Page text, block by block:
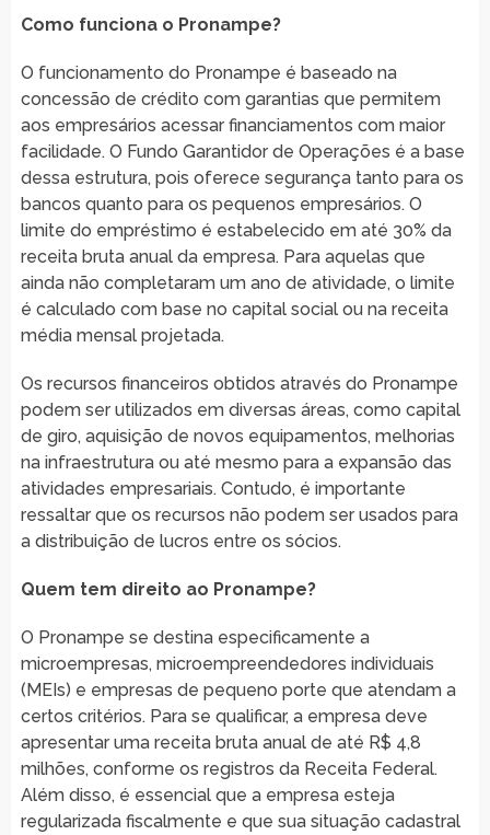
Como funciona o Pronampe?
O funcionamento do Pronampe é baseado na
concessão de crédito com garantias que permitem
aos empresários acessar financiamentos com maior
facilidade. O Fundo Garantidor de Operações é a base
dessa estrutura, pois oferece segurança tanto para os
bancos quanto para os pequenos empresários. O
limite do empréstimo é estabelecido em até 30% da
receita bruta anual da empresa. Para aquelas que
ainda não completaram um ano de atividade, o limite
é calculado com base no capital social ou na receita
média mensal projetada.
Os recursos financeiros obtidos através do Pronampe
podem ser utilizados em diversas áreas, como capital
de giro, aquisição de novos equipamentos, melhorias
na infraestrutura ou até mesmo para a expansão das
atividades empresariais. Contudo, é importante
ressaltar que os recursos não podem ser usados para
a distribuição de lucros entre os sócios.
Quem tem direito ao Pronampe?
O Pronampe se destina especificamente a
microempresas, microempreendedores individuais
(MEIs) e empresas de pequeno porte que atendam a
certos critérios. Para se qualificar, a empresa deve
apresentar uma receita bruta anual de até R$ 4,8
milhões, conforme os registros da Receita Federal.
Além disso, é essencial que a empresa esteja
regularizada fiscalmente e que sua situação cadastral